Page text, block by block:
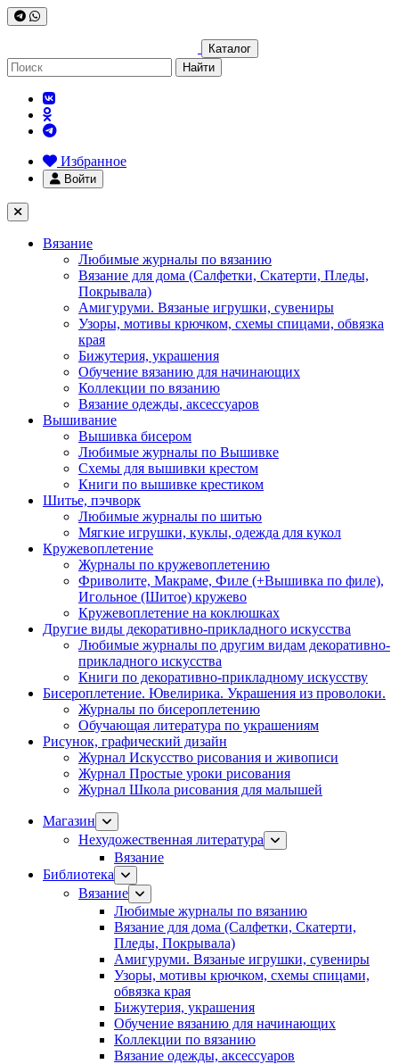
Каталог
Найти
Избранное
Войти
Вязание
Любимые журналы по вязанию
Вязание для дома (Салфетки, Скатерти, Пледы,
Покрывала)
Амигуруми. Вязаные игрушки, сувениры
Узоры, мотивы крючком, схемы спицами, обвязка
края
Бижутерия, украшения
Обучение вязанию для начинающих
Коллекции по вязанию
Вязание одежды, аксессуаров
Вышивание
Вышивка бисером
Любимые журналы по Вышивке
Схемы для вышивки крестом
Книги по вышивке крестиком
Шитье, пэчворк
Любимые журналы по шитью
Мягкие игрушки, куклы, одежда для кукол
Кружевоплетение
Журналы по кружевоплетению
Фриволите, Макраме, Филе (+Вышивка по филе),
Игольное (Шитое) кружево
Кружевоплетение на коклюшках
Другие виды декоративно-прикладного искусства
Любимые журналы по другим видам декоративно-
прикладного искусства
Книги по декоративно-прикладному искусству
Бисероплетение. Ювелирика. Украшения из проволоки.
Журналы по бисероплетению
Обучающая литература по украшениям
Рисунок, графический дизайн
Журнал Искусство рисования и живописи
Журнал Простые уроки рисования
Журнал Школа рисования для малышей
Магазин
Нехудожественная литература
Вязание
Библиотека
Вязание
Любимые журналы по вязанию
Вязание для дома (Салфетки, Скатерти,
Пледы, Покрывала)
Амигуруми. Вязаные игрушки, сувениры
Узоры, мотивы крючком, схемы спицами,
обвязка края
Бижутерия, украшения
Обучение вязанию для начинающих
Коллекции по вязанию
Вязание одежды, аксессуаров